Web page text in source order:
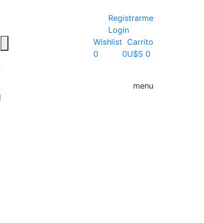
Registrarme
Login
Wishlist
0
0
Carrito
U$S 0
menu